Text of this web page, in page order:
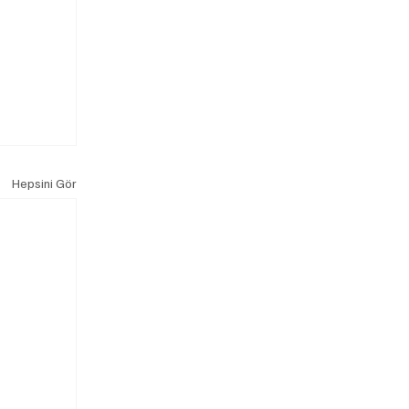
Hepsini Gör